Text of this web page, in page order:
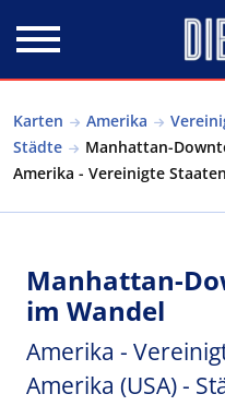
Karten Amerika
Städte
Manhattan-
Amerika - Vereinigte
Manhattan-
im Wandel
Amerika -
Amerika (USA) -